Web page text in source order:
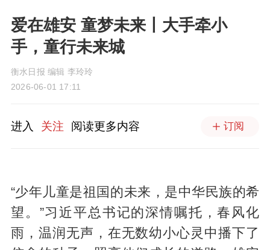
爱在雄安 童梦未来丨大手牵小
手，童行未来城
衡水日报 编辑 李玲玲
2026-06-01 17:11
进入 关注 阅读更多内容 订阅
“少年儿童是祖国的未来，是中华民族的希
望。”习近平总书记的深情嘱托，春风化
雨，温润无声，在无数幼小心灵中播下了